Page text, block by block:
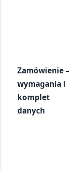
Zamówienie –
wymagania i
komplet
danych